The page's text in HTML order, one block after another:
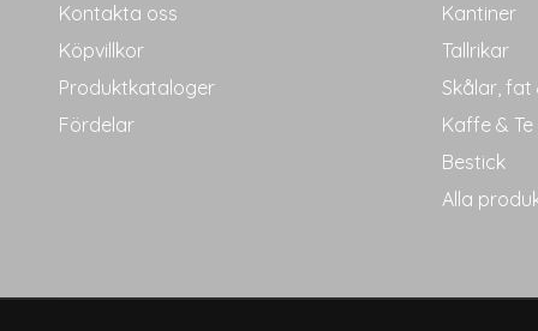
Kontakta oss
Köpvillkor
Produktkataloger
Fördelar
Kantiner
Tallrikar
Skålar,
Kaffe & Te
Bestick
Alla